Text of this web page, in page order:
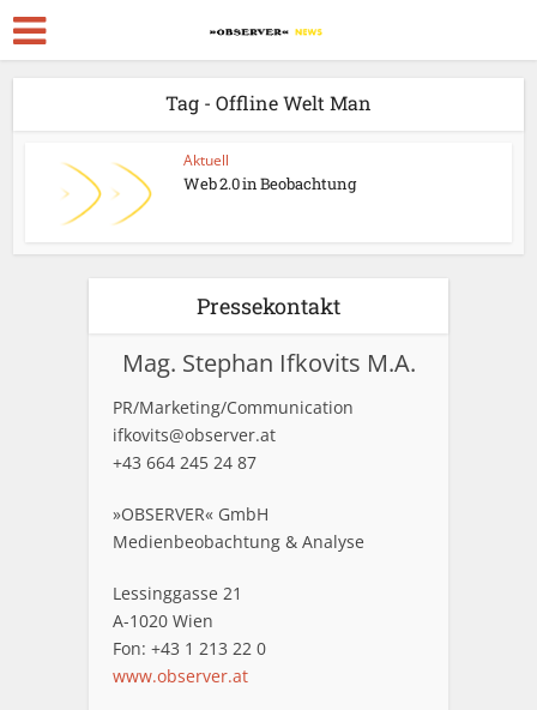
Tag - Offline Welt Man
Aktuell
Web 2.0 in Beobachtung
Pressekontakt
Mag. Stephan Ifkovits M.A.
PR/Marketing/Communication
ifkovits@observer.at
+43 664 245 24 87
»OBSERVER« GmbH
Medienbeobachtung & Analyse
Lessinggasse 21
A-1020 Wien
Fon: +43 1 213 22 0
www.observer.at